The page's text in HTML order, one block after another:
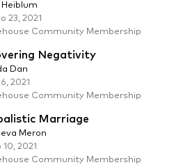
Heiblum
23, 2021
Community Membership
Negativity
Dan
2021
Community Membership
Marriage
Meron
10, 2021
Community Membership